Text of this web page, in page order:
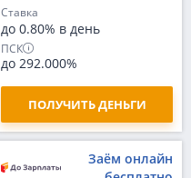
Ставка
до 0.80% в день
ПСК
до 292.000%
ПОЛУЧИТЬ ДЕНЬГИ
Заём онлайн